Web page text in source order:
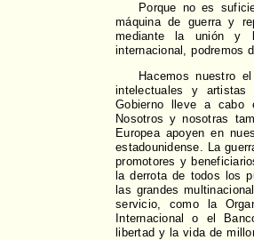
Porque no es
máquina de guerra y
mediante la unión y
internacional, podremos
Hacemos nuestro
intelectuales y
Gobierno lleve a cabo
Nosotros y nosotras
Europea apoyen en
estadounidense. La
promotores y
la derrota de todos los
las grandes
servicio, como la
Internacional o el
libertad y la vida de